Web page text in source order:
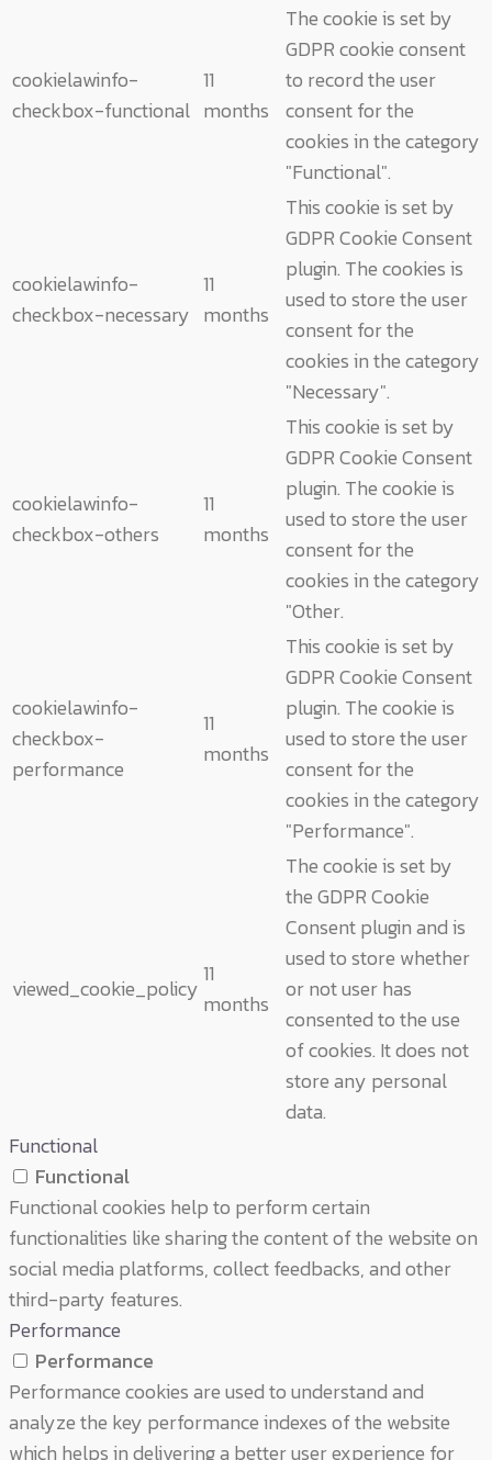
cookielawinfo-
checkbox-functional
11
months
The cookie is set by
GDPR cookie consent
to record the user
consent for the
cookies in the category
"Functional".
cookielawinfo-
checkbox-necessary
11
months
This cookie is set by
GDPR Cookie Consent
plugin. The cookies is
used to store the user
consent for the
cookies in the category
"Necessary".
cookielawinfo-
checkbox-others
11
months
This cookie is set by
GDPR Cookie Consent
plugin. The cookie is
used to store the user
consent for the
cookies in the category
"Other.
cookielawinfo-
checkbox-
performance
11
months
This cookie is set by
GDPR Cookie Consent
plugin. The cookie is
used to store the user
consent for the
cookies in the category
"Performance".
viewed_cookie_policy
11
months
The cookie is set by
the GDPR Cookie
Consent plugin and is
used to store whether
or not user has
consented to the use
of cookies. It does not
store any personal
data.
Functional
Functional
Functional cookies help to perform certain
functionalities like sharing the content of the website on
social media platforms, collect feedbacks, and other
third-party features.
Performance
Performance
Performance cookies are used to understand and
analyze the key performance indexes of the website
which helps in delivering a better user experience for